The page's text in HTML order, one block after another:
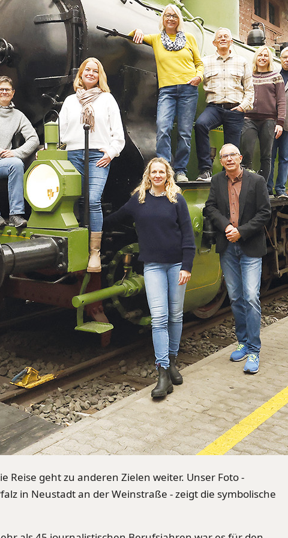
Reise geht zu anderen Zielen weiter. Unser Foto -
in Neustadt an der Weinstraße - zeigt die symbolische